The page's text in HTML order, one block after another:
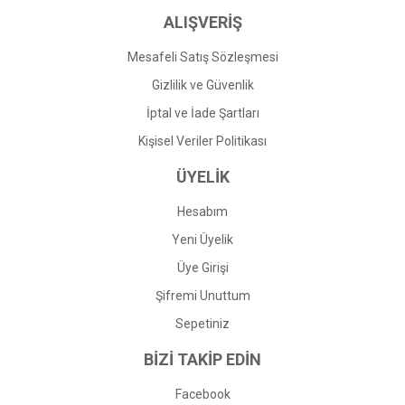
ALIŞVERİŞ
Mesafeli Satış Sözleşmesi
Gizlilik ve Güvenlik
İptal ve İade Şartları
Kişisel Veriler Politikası
ÜYELİK
Hesabım
Yeni Üyelik
Üye Girişi
Şifremi Unuttum
Sepetiniz
BİZİ TAKİP EDİN
Facebook